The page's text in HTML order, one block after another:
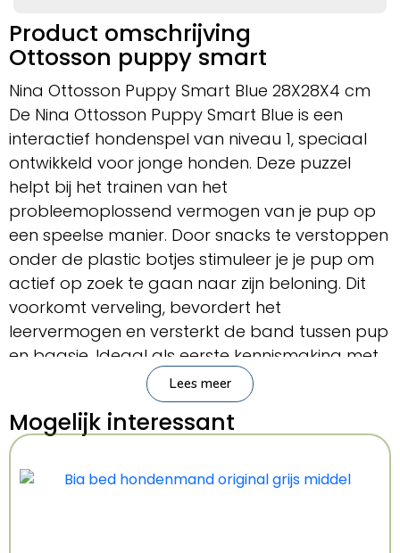
Product omschrijving
Ottosson puppy smart
Nina Ottosson Puppy Smart Blue 28X28X4 cm
De Nina Ottosson Puppy Smart Blue is een
interactief hondenspel van niveau 1, speciaal
ontwikkeld voor jonge honden. Deze puzzel
helpt bij het trainen van het
probleemoplossend vermogen van je pup op
een speelse manier. Door snacks te verstoppen
onder de plastic botjes stimuleer je je pup om
actief op zoek te gaan naar zijn beloning. Dit
voorkomt verveling, bevordert het
leervermogen en versterkt de band tussen pup
en baasje. Ideaal als eerste kennismaking met
denkspellen.. Interactieve puzzel speciaal voor
. Verstop snacks onder de kunststof botjes
. Gemaakt van voedselveilig materiaal
. Eenvoudig schoon te makenAfmetingen:
Lees meer
Mogelijk interessant